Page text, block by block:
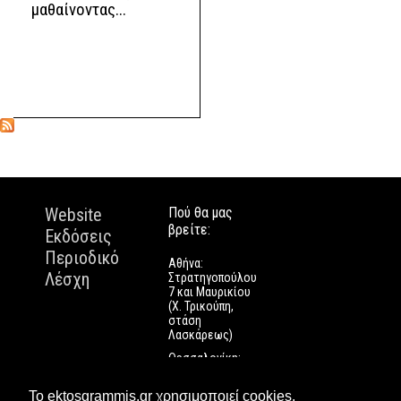
Το ektosgrammis.gr χρησιμοποιεί cookies.
μαθαίνοντας...
Website
Εκδόσεις
Περιοδικό
Λέσχη
Πού θα μας
βρείτε:
Αθήνα:
Στρατηγοπούλου
7 και Μαυρικίου
(Χ. Τρικούπη,
στάση
Λασκάρεως)
Θεσσαλονίκη:
Πάτρα: Τριών